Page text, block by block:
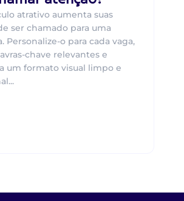
atrativo aumenta suas
ser chamado para uma
Personalize-o para cada vaga,
chave relevantes e
um formato visual limpo e